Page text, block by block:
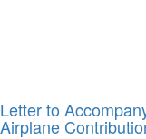
Letter to
Airplane